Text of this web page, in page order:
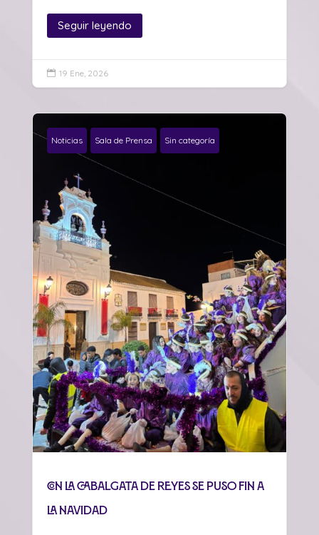
Seguir leyendo
 19 Ene, 2026
Noticias Sala de Prensa Sin categoría
Con la cabalgata de Reyes se puso fin a
la Navidad